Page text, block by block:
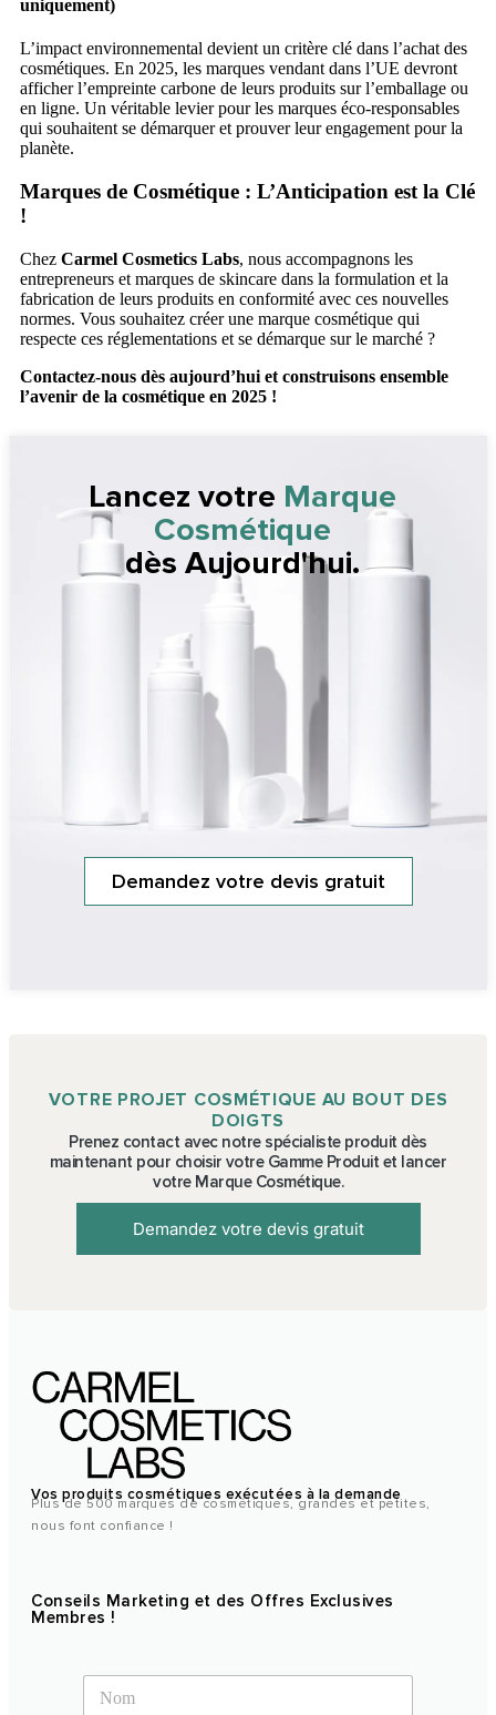
uniquement)
L’impact environnemental devient un critère clé dans l’achat des
cosmétiques. En 2025, les marques vendant dans l’UE devront
afficher l’empreinte carbone de leurs produits sur l’emballage ou
en ligne. Un véritable levier pour les marques éco-responsables
qui souhaitent se démarquer et prouver leur engagement pour la
planète.
Marques de Cosmétique : L’Anticipation est la Clé
!
Chez Carmel Cosmetics Labs, nous accompagnons les
entrepreneurs et marques de skincare dans la formulation et la
fabrication de leurs produits en conformité avec ces nouvelles
normes. Vous souhaitez créer une marque cosmétique qui
respecte ces réglementations et se démarque sur le marché ?
Contactez-nous dès aujourd’hui et construisons ensemble
l’avenir de la cosmétique en 2025 !
Lancez votre Marque
Cosmétique
dès Aujourd'hui.
Demandez votre devis gratuit
VOTRE PROJET COSMÉTIQUE AU BOUT DES
DOIGTS
Prenez contact avec notre spécialiste produit dès
maintenant pour choisir votre Gamme Produit et lancer
votre Marque Cosmétique.
Demandez votre devis gratuit
Vos produits cosmétiques exécutées à la demande
Plus de 500 marques de cosmétiques, grandes et petites,
nous font confiance !
Conseils Marketing et des Offres Exclusives
Membres !